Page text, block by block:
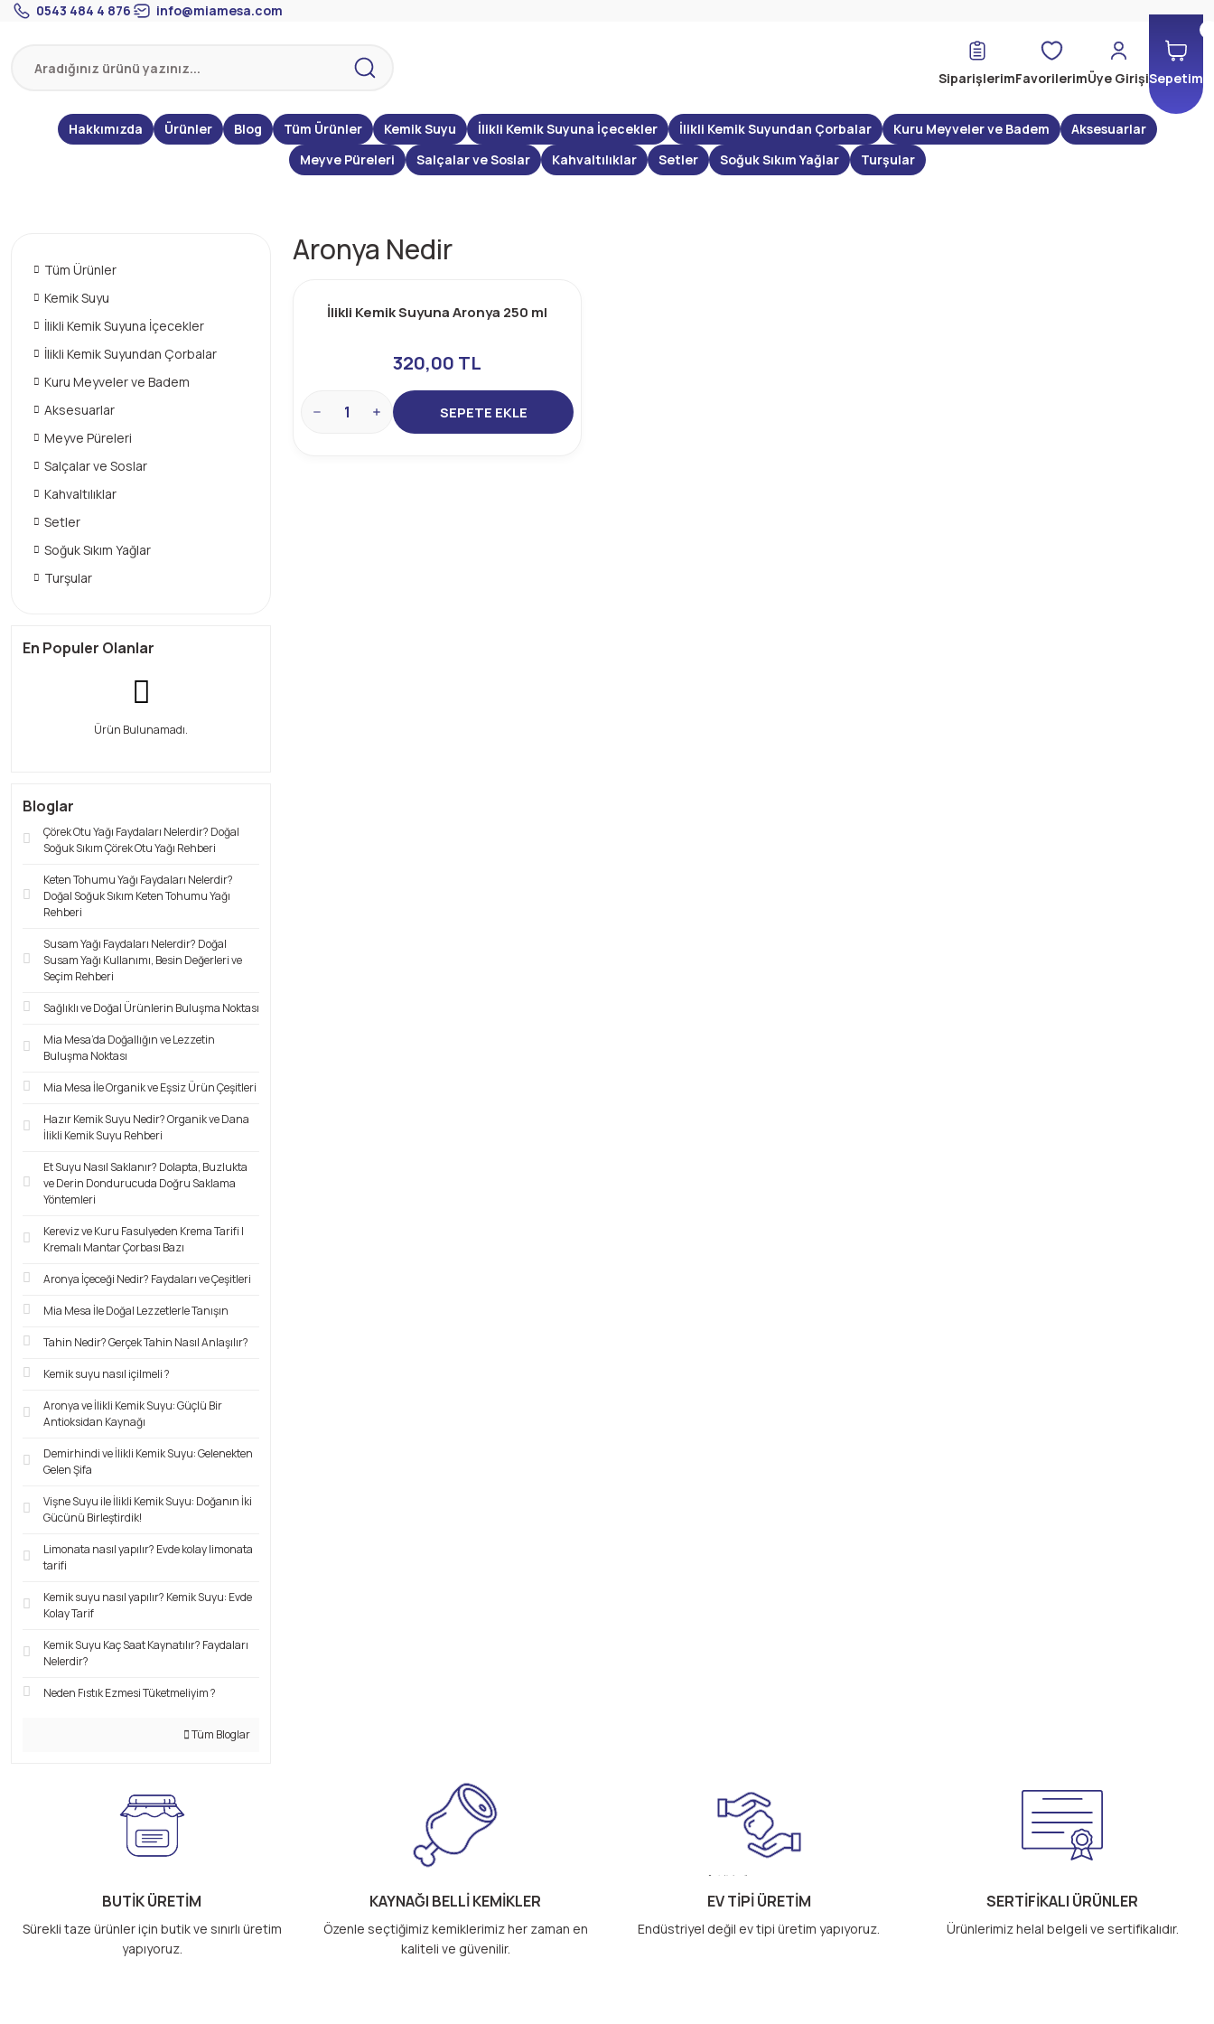
0543 484 4 876 info@miamesa.com
SiparişlerimFavorilerimÜye GirişiSepetim
Hakkımızda Ürünler Blog Tüm Ürünler Kemik Suyu İlikli Kemik Suyuna İçecekler İlikli Kemik Suyundan Çorbalar Kuru Meyveler ve Badem
Aksesuarlar
Meyve Püreleri
Salçalar ve Soslar Kahvaltılıklar Setler Soğuk Sıkım Yağlar Turşular
Tüm Ürünler
Kemik Suyu
İlikli Kemik Suyuna İçecekler
İlikli Kemik Suyundan Çorbalar
Kuru Meyveler ve Badem
Aksesuarlar
Meyve Püreleri
Salçalar ve Soslar
Kahvaltılıklar
Setler
Soğuk Sıkım Yağlar
Turşular
En Populer Olanlar
Ürün Bulunamadı.
Bloglar
Çörek Otu Yağı Faydaları Nelerdir? Doğal
Soğuk Sıkım Çörek Otu Yağı Rehberi
Keten Tohumu Yağı Faydaları Nelerdir?
Doğal Soğuk Sıkım Keten Tohumu Yağı
Rehberi
Susam Yağı Faydaları Nelerdir? Doğal
Susam Yağı Kullanımı, Besin Değerleri ve
Seçim Rehberi
Sağlıklı ve Doğal Ürünlerin Buluşma Noktası
Mia Mesa’da Doğallığın ve Lezzetin
Buluşma Noktası
Mia Mesa İle Organik ve Eşsiz Ürün Çeşitleri
Hazır Kemik Suyu Nedir? Organik ve Dana
İlikli Kemik Suyu Rehberi
Et Suyu Nasıl Saklanır? Dolapta, Buzlukta
ve Derin Dondurucuda Doğru Saklama
Yöntemleri
Kereviz ve Kuru Fasulyeden Krema Tarifi |
Kremalı Mantar Çorbası Bazı
Aronya İçeceği Nedir? Faydaları ve Çeşitleri
Mia Mesa İle Doğal Lezzetlerle Tanışın
Tahin Nedir? Gerçek Tahin Nasıl Anlaşılır?
Kemik suyu nasıl içilmeli ?
Aronya ve İlikli Kemik Suyu: Güçlü Bir
Antioksidan Kaynağı
Demirhindi ve İlikli Kemik Suyu: Gelenekten
Gelen Şifa
Vişne Suyu ile İlikli Kemik Suyu: Doğanın İki
Gücünü Birleştirdik!
Limonata nasıl yapılır? Evde kolay limonata
tarifi
Kemik suyu nasıl yapılır? Kemik Suyu: Evde
Kolay Tarif
Kemik Suyu Kaç Saat Kaynatılır? Faydaları
Nelerdir?
Neden Fıstık Ezmesi Tüketmeliyim ?
Tüm Bloglar
Aronya Nedir
İlikli Kemik Suyuna Aronya 250 ml
320,00 TL
SEPETE EKLE
BUTİK ÜRETİM
Sürekli taze ürünler için butik ve sınırlı üretim
yapıyoruz.
KAYNAĞI BELLİ KEMİKLER
Özenle seçtiğimiz kemiklerimiz her zaman en
kaliteli ve güvenilir.
EV TİPİ ÜRETİM
Endüstriyel değil ev tipi üretim yapıyoruz.
SERTİFİKALI ÜRÜNLER
Ürünlerimiz helal belgeli ve sertifikalıdır.